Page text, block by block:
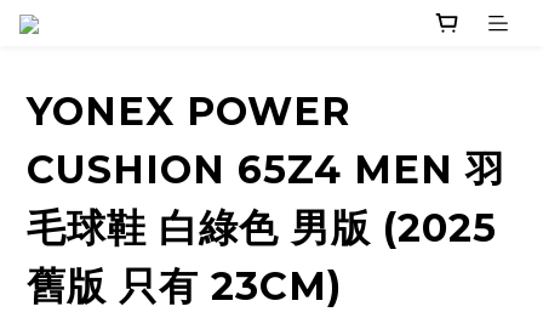
YONEX POWER
CUSHION 65Z4 MEN 羽
毛球鞋 白綠色 男版 (2025
舊版 只有 23CM)